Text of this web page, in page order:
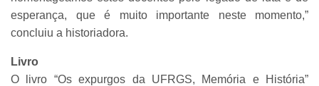
esperança, que é muito importante neste momento,”
concluiu a historiadora.
Livro
O livro “Os expurgos da UFRGS, Memória e História”